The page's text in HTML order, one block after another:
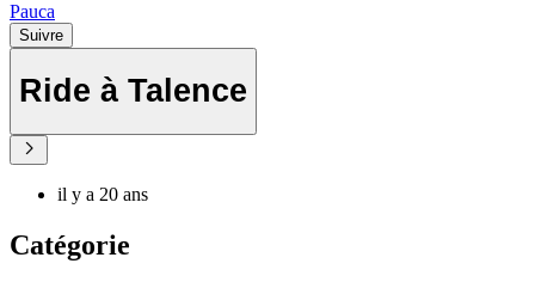
Pauca
Suivre
Ride à Talence
il y a 20 ans
Catégorie